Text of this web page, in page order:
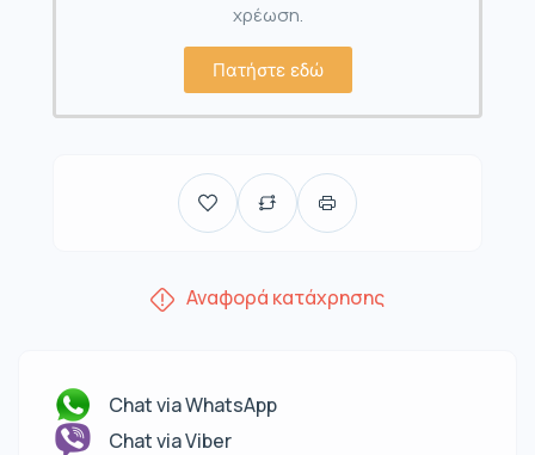
χρέωση.
Πατήστε εδώ
Αναφορά κατάχρησης
Chat via WhatsApp
Chat via Viber